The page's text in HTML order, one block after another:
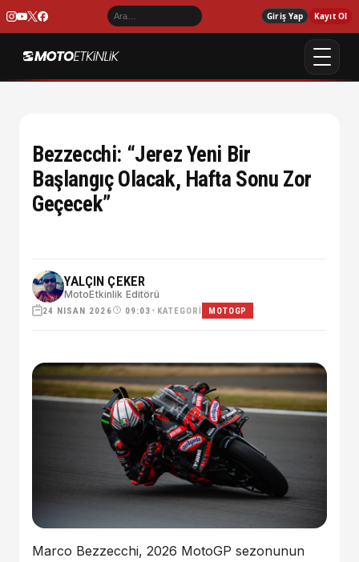
Giriş Yap Kayıt Ol
Bezzecchi: “Jerez Yeni Bir
Başlangıç Olacak, Hafta Sonu Zor
Geçecek”
YALÇIN ÇEKER
MotoEtkinlik Editörü
24 NISAN 2026 09:03 • KATEGORI MOTOGP
Marco Bezzecchi, 2026 MotoGP sezonunun